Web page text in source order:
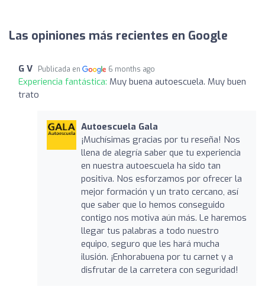
Las opiniones más recientes en Google
G V Publicada en 6 months ago
Experiencia fantástica: Muy buena autoescuela. Muy buen
trato
Autoescuela Gala
¡Muchísimas gracias por tu reseña! Nos
llena de alegría saber que tu experiencia
en nuestra autoescuela ha sido tan
positiva. Nos esforzamos por ofrecer la
mejor formación y un trato cercano, así
que saber que lo hemos conseguido
contigo nos motiva aún más. Le haremos
llegar tus palabras a todo nuestro
equipo, seguro que les hará mucha
ilusión. ¡Enhorabuena por tu carnet y a
disfrutar de la carretera con seguridad!